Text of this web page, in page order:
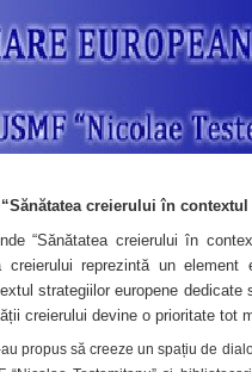
creierului în
“Sănătatea creierului în
reprezintă un element
strategiilor europene
creierului devine o prioritate tot
propus să creeze un spațiu de